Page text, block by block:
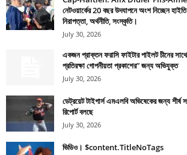
নেটওয়ার্কের 20 বছর উদযাপনে অংশ নিচ্ছেন
নিরাপত্তা, অর্থনীতি, সংস্কৃতি।
July 30, 2026
একজন প্রাক্তন ফরাসি ফাইটার পাইলট চীনের
প্রতিরক্ষা গোপনীয়তা প্রকাশের” জন্য অভিযুক্ত
July 30, 2026
ডেট্রয়েট টাইগার্স এমএলবি অভিষেকের জন্য শীর্ষ
রিপোর্ট বলছে
July 30, 2026
ভিডিও। $content.TitleNoTags